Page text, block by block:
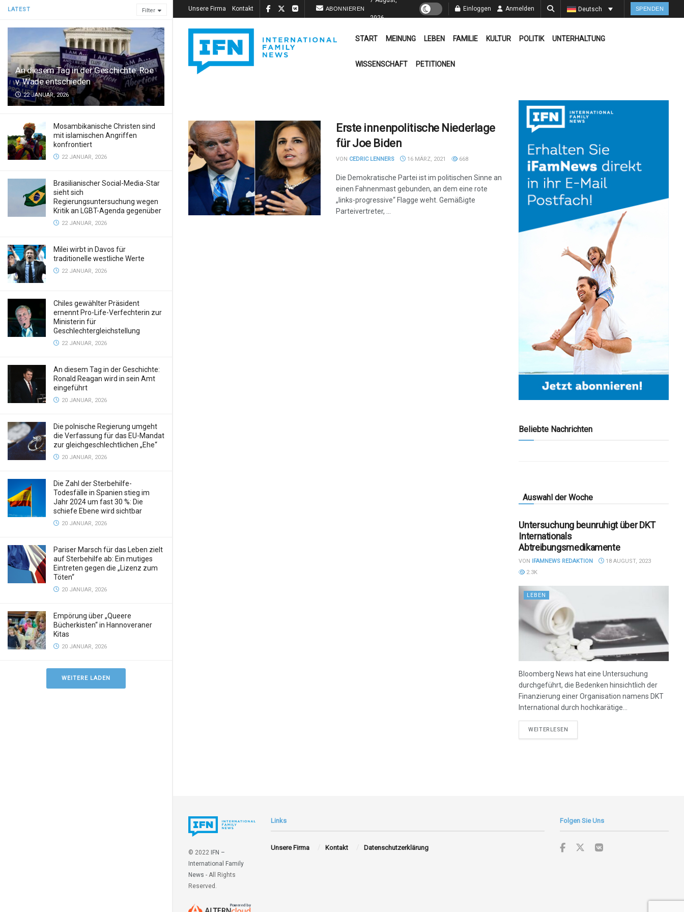
LATEST Filter
An diesem Tag in der Geschichte: Roe
v. Wade entschieden
22 JANUAR, 2026
Mosambikanische Christen sind
mit islamischen Angriffen
konfrontiert
22 JANUAR, 2026
Brasilianischer Social-Media-Star
sieht sich
Regierungsuntersuchung wegen
Kritik an LGBT-Agenda gegenüber
22 JANUAR, 2026
Milei wirbt in Davos für
traditionelle westliche Werte
22 JANUAR, 2026
Chiles gewählter Präsident
ernennt Pro-Life-Verfechterin zur
Ministerin für
Geschlechtergleichstellung
22 JANUAR, 2026
An diesem Tag in der Geschichte:
Ronald Reagan wird in sein Amt
eingeführt
20 JANUAR, 2026
Die polnische Regierung umgeht
die Verfassung für das EU-Mandat
zur gleichgeschlechtlichen „Ehe“
20 JANUAR, 2026
Die Zahl der Sterbehilfe-
Todesfälle in Spanien stieg im
Jahr 2024 um fast 30 %: Die
schiefe Ebene wird sichtbar
20 JANUAR, 2026
Pariser Marsch für das Leben zielt
auf Sterbehilfe ab: Ein mutiges
Eintreten gegen die „Lizenz zum
Töten“
20 JANUAR, 2026
Empörung über „Queere
Bücherkisten“ in Hannoveraner
Kitas
20 JANUAR, 2026
WEITERE LADEN
Unsere Firma Kontakt ABONNIEREN
2026
Einloggen Anmelden Deutsch SPENDEN
START MEINUNG LEBEN FAMILIE KULTUR POLITIK UNTERHALTUNG
WISSENSCHAFT PETITIONEN
Erste innenpolitische Niederlage
für Joe Biden
VON CEDRIC LENNERS 16 MÄRZ, 2021 668
Die Demokratische Partei ist im politischen Sinne an
einen Fahnenmast gebunden, an dem eine rote
„links-progressive“ Flagge weht. Gemäßigte
Parteivertreter, ...
Beliebte Nachrichten
Auswahl der Woche
Untersuchung beunruhigt über DKT
Internationals
Abtreibungsmedikamente
VON IFAMNEWS REDAKTION
18 AUGUST, 2023
2.3K
LEBEN
Bloomberg News hat eine Untersuchung
durchgeführt, die Bedenken hinsichtlich der
Finanzierung einer Organisation namens DKT
International durch hochkarätige...
WEITERLESEN
© 2022 IFN –
International Family
News - All Rights
Reserved.
Links
Unsere Firma Kontakt Datenschutzerklärung
Folgen Sie Uns